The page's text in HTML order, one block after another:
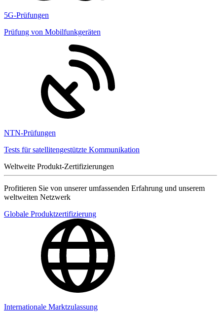
5G-Prüfungen
Prüfung von Mobilfunkgeräten
NTN-Prüfungen
Tests für satellitengestützte Kommunikation
Weltweite Produkt-Zertifizierungen
Profitieren Sie von unserer umfassenden Erfahrung und unserem
weltweiten Netzwerk
Globale Produktzertifizierung
Internationale Marktzulassung